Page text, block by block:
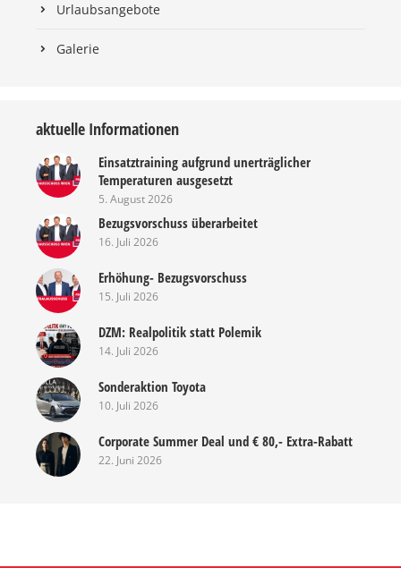
Urlaubsangebote
Galerie
aktuelle Informationen
Einsatztraining aufgrund unerträglicher
Temperaturen ausgesetzt
5. August 2026
Bezugsvorschuss überarbeitet
16. Juli 2026
Erhöhung- Bezugsvorschuss
15. Juli 2026
DZM: Realpolitik statt Polemik
14. Juli 2026
Sonderaktion Toyota
10. Juli 2026
Corporate Summer Deal und € 80,- Extra-Rabatt
22. Juni 2026